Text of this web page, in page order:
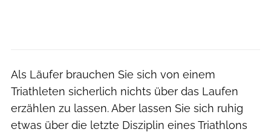
Als Läufer brauchen Sie sich von einem
Triathleten sicherlich nichts über das Laufen
erzählen zu lassen. Aber lassen Sie sich ruhig
etwas über die letzte Disziplin eines Triathlons